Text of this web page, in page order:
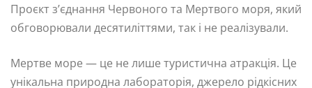
Проєкт з’єднання Червоного та Мертвого моря, який
обговорювали десятиліттями, так і не реалізували.
Мертве море — це не лише туристична атракція. Це
унікальна природна лабораторія, джерело рідкісних